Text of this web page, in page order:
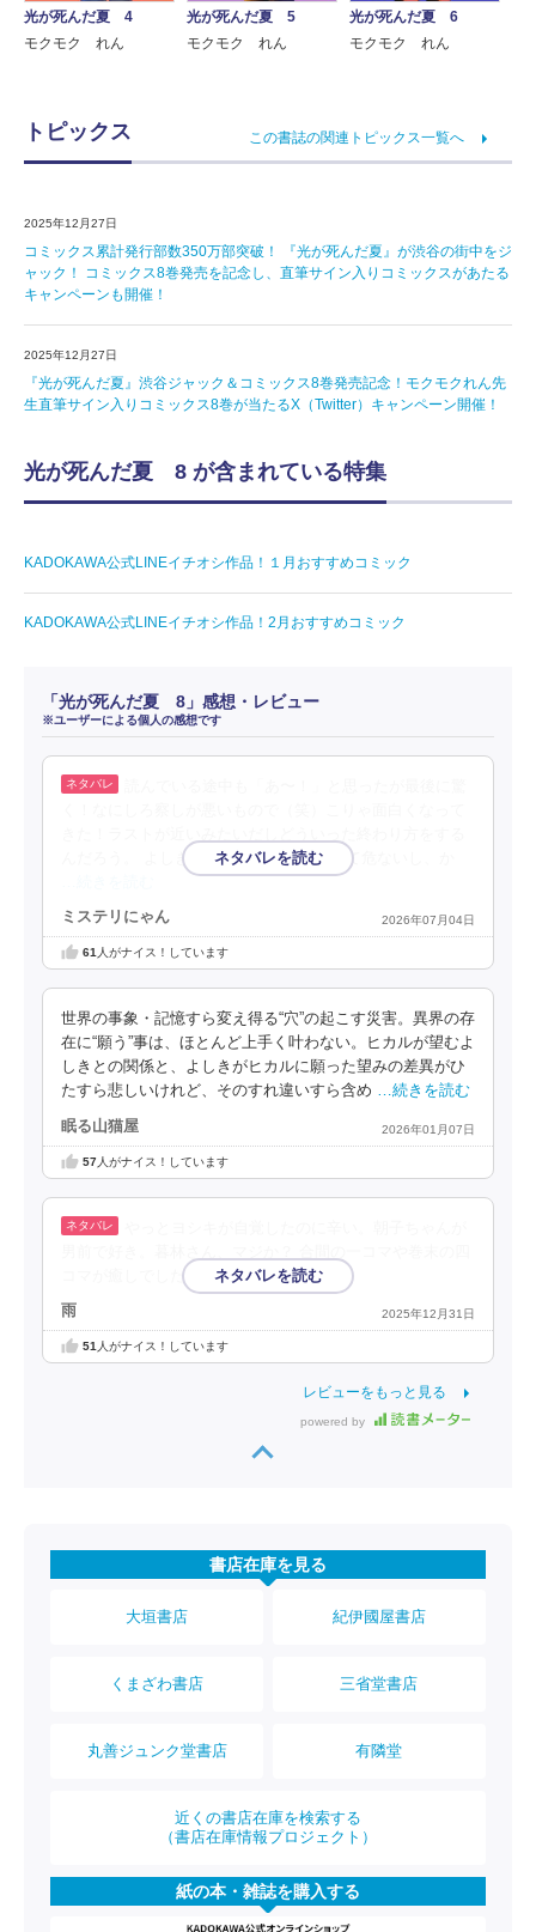
光が死んだ夏 4
モクモク れん
光が死んだ夏 5
モクモク れん
光が死んだ夏 6
モクモク れん
トピックス この書誌の関連トピックス一覧へ
2025年12月27日
コミックス累計発行部数350万部突破！ 『光が死んだ夏』が渋谷の街中をジ
ャック！ コミックス8巻発売を記念し、直筆サイン入りコミックスがあたる
キャンペーンも開催！
2025年12月27日
『光が死んだ夏』渋谷ジャック＆コミックス8巻発売記念！モクモクれん先
生直筆サイン入りコミックス8巻が当たるX（Twitter）キャンペーン開催！
光が死んだ夏 8 が含まれている特集
KADOKAWA公式LINEイチオシ作品！１月おすすめコミック
KADOKAWA公式LINEイチオシ作品！2月おすすめコミック
「光が死んだ夏 8」感想・レビュー
※ユーザーによる個人の感想です
んだろう。 よしきはもう混ざりすぎてきて危ないし、か
ミステリにゃん 2026年07月04日
61人がナイス！しています
世界の事象・記憶すら変え得る“穴”の起こす災害。異界の存
在に“願う”事は、ほとんど上手く叶わない。ヒカルが望むよ
しきとの関係と、よしきがヒカルに願った望みの差異がひ
たすら悲しいけれど、そのすれ違いすら含め …続きを読む
眠る山猫屋 2026年01月07日
57人がナイス！しています
コマが癒しでした。
雨 2025年12月31日
51人がナイス！しています
レビューをもっと見る
powered by
書店在庫を見る
大垣書店 紀伊國屋書店
くまざわ書店 三省堂書店
丸善ジュンク堂書店 有隣堂
近くの書店在庫を検索する
（書店在庫情報プロジェクト）
紙の本・雑誌を購入する